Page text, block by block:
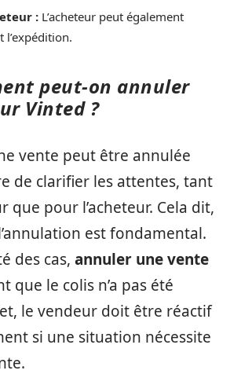
: L’acheteur peut également
l’expédition.
peut-on annuler
Vinted ?
vente peut être annulée
de clarifier les attentes, tant
que pour l’acheteur. Cela dit,
est fondamental.
des cas, annuler une vente
que le colis n’a pas été
le vendeur doit être réactif
si une situation nécessite